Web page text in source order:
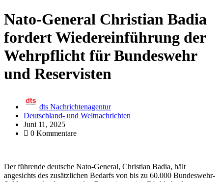
Nato-General Christian Badia
fordert Wiedereinführung der
Wehrpflicht für Bundeswehr
und Reservisten
dts Nachrichtenagentur
Deutschland- und Weltnachrichten
Juni 11, 2025
0 Kommentare
Der führende deutsche Nato-General, Christian Badia, hält
angesichts des zusätzlichen Bedarfs von bis zu 60.000 Bundeswehr-